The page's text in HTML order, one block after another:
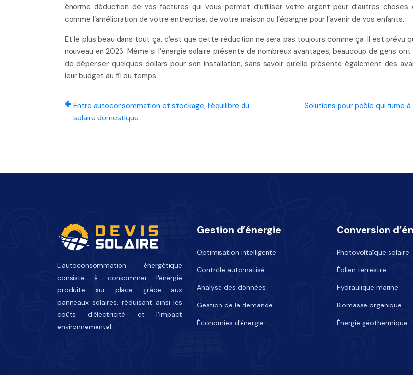
énorme déduction de vos factures qui vous permet d’utiliser votre argent pour d’autres choses
comme l’amélioration de votre entreprise, de votre maison ou l’épargne pour l’avenir de vos enfants.
Et le plus beau dans tout ça, c’est que cette réduction ne sera pas toujours comme ça. Il est prévu
nouveau en 2023. Même si l’énergie solaire présente de nombreux avantages, beaucoup de gens
de dépenser quelques dollars pour son installation, sans savoir qu’elle présente également des
leur budget au fil du temps.
Entre autoconsommation et stockage, l’équilibre du
solaire domestique
Solutions pour poêle qui fume à
L'autoconsommation énergétique
consiste à consommer l'énergie
produite sur place grâce aux
panneaux solaires, réduisant ainsi les
coûts d'électricité et l'impact
environnemental.
Gestion d’énergie
Optimisation intelligente
Contrôle automatisé
Analyse des données
Gestion de la demande
Économies d'énergie
Conversion
Photovoltaïque solaire
Éolien terrestre
Hydraulique marine
Biomasse organique
Énergie géothermique